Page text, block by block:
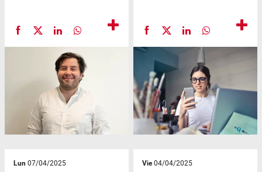
Lun 07/04/2025 Vie04/04/2025